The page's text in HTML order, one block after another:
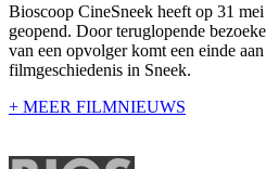
Bioscoop CineSneek heeft op 31
geopend. Door teruglopende
van een opvolger komt een einde
filmgeschiedenis in Sneek.
+ MEER FILMNIEUWS